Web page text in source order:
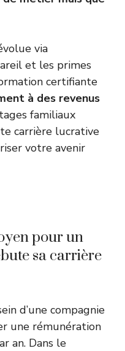
via
et les primes
certifiante
à des revenus
familiaux
carrière lucrative
votre avenir
pour un
sa carrière
d’une compagnie
une rémunération
an. Dans le